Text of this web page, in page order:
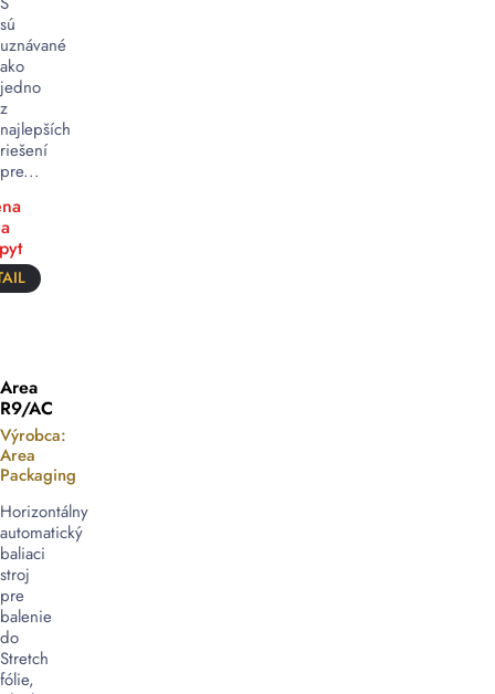
sú
uznávané
ako
jedno
z
najlepších
riešení
pre...
Area
R9/AC
Výrobca:
Area
Packaging
Horizontálny
automatický
baliaci
stroj
pre
balenie
do
Stretch
fólie,